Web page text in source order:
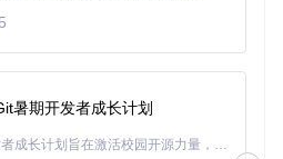
因为：NTFS - 支持4GB以上单
装
启动模式，而MBR方案兼容性
5
暑期开发者成长计划
「源启盛夏」暑期校园开发者成长计划旨在激活校园开源力量，通过积分激励、认证扶持、资源倾斜等形式，引导高校组织和开发者完成「入驻 — 建项目 — 做贡献 — 获认证 — 得资源」的完整闭环。无论你是想带领社团入驻平台的组织者，还是希望用代码贡献证明自己的开发者，都能在这里找到属于你的成长路径。